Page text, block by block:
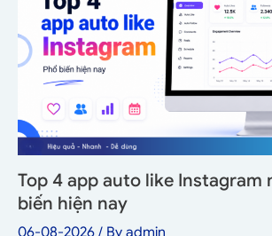
Top 4 app auto like Instagram
biến hiện nay